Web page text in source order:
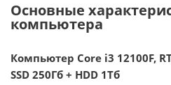
Основные
компьютера
Компьютер Core i3 12100F,
SSD 250Гб + HDD 1Тб